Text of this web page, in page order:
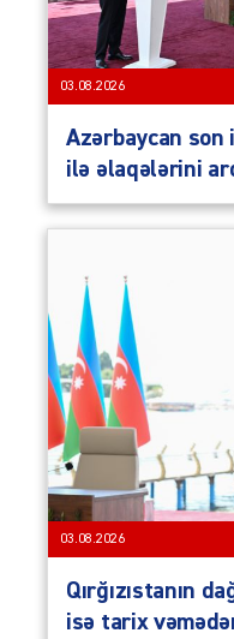
03.08.2026
Azərbaycan
ilə əlaqələrini
03.08.2026
Qırğızıstanın
isə tarix